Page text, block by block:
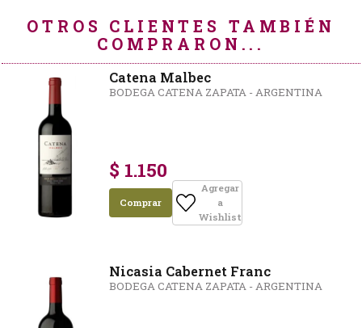
OTROS CLIENTES TAMBIÉN
COMPRARON...
Catena Malbec
BODEGA CATENA ZAPATA - ARGENTINA
$ 1.150
Comprar
Agregar
a
Wishlist
Nicasia Cabernet Franc
BODEGA CATENA ZAPATA - ARGENTINA